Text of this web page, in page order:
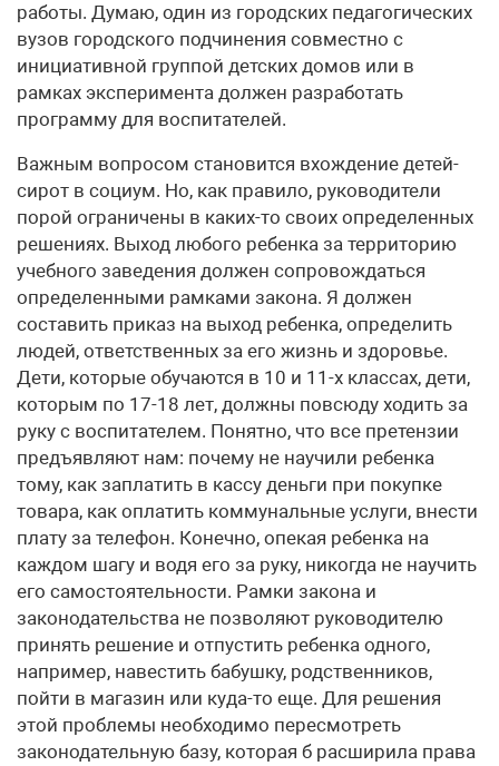
работы. Думаю, один из городских педагогических
вузов городского подчинения совместно с
инициативной группой детских домов или в
рамках эксперимента должен разработать
программу для воспитателей.
Важным вопросом становится вхождение детей-
сирот в социум. Но, как правило, руководители
порой ограничены в каких-то своих определенных
решениях. Выход любого ребенка за территорию
учебного заведения должен сопровождаться
определенными рамками закона. Я должен
составить приказ на выход ребенка, определить
людей, ответственных за его жизнь и здоровье.
Дети, которые обучаются в 10 и 11-х классах, дети,
которым по 17-18 лет, должны повсюду ходить за
руку с воспитателем. Понятно, что все претензии
предъявляют нам: почему не научили ребенка
тому, как заплатить в кассу деньги при покупке
товара, как оплатить коммунальные услуги, внести
плату за телефон. Конечно, опекая ребенка на
каждом шагу и водя его за руку, никогда не научить
его самостоятельности. Рамки закона и
законодательства не позволяют руководителю
принять решение и отпустить ребенка одного,
например, навестить бабушку, родственников,
пойти в магазин или куда-то еще. Для решения
этой проблемы необходимо пересмотреть
законодательную базу, которая б расширила права